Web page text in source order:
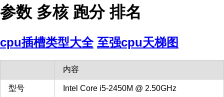
参数 多核 跑分 排名
cpu插槽类型大全 至强cpu天梯图
内容
型号 Intel Core i5-2450M @ 2.50GHz